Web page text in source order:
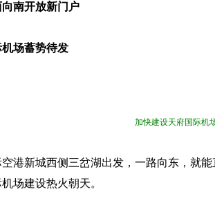
南开放新门户
场蓄势待发
加快建设天府国际机
港新城西侧三岔湖出发，一路向东，就
场建设热火朝天。